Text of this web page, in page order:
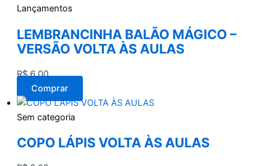
Lançamentos
LEMBRANCINHA BALÃO MÁGICO –
VERSÃO VOLTA ÀS AULAS
R$6,00
Comprar
Sem categoria
COPO LÁPIS VOLTA ÀS AULAS